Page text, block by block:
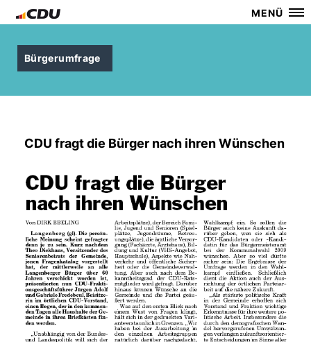
MENÜ
Bürgerumfrage
CDU fragt die Bürger nach ihren Wünschen